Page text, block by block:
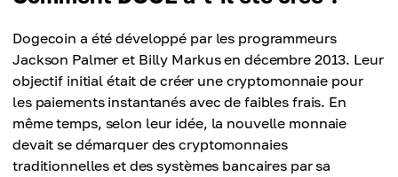
Dogecoin a été développé par les programmeurs
Jackson Palmer et Billy Markus en décembre 2013. Leur
objectif initial était de créer une cryptomonnaie pour
les paiements instantanés avec de faibles frais. En
même temps, selon leur idée, la nouvelle monnaie
devait se démarquer des cryptomonnaies
traditionnelles et des systèmes bancaires par sa